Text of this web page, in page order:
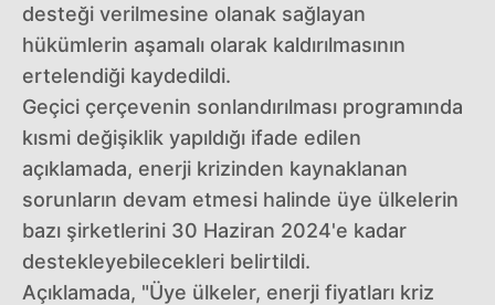
desteği verilmesine olanak sağlayan
hükümlerin aşamalı olarak kaldırılmasının
ertelendiği kaydedildi.
Geçici çerçevenin sonlandırılması programında
kısmi değişiklik yapıldığı ifade edilen
açıklamada, enerji krizinden kaynaklanan
sorunların devam etmesi halinde üye ülkelerin
bazı şirketlerini 30 Haziran 2024'e kadar
destekleyebilecekleri belirtildi.
Açıklamada, "Üye ülkeler, enerji fiyatları kriz